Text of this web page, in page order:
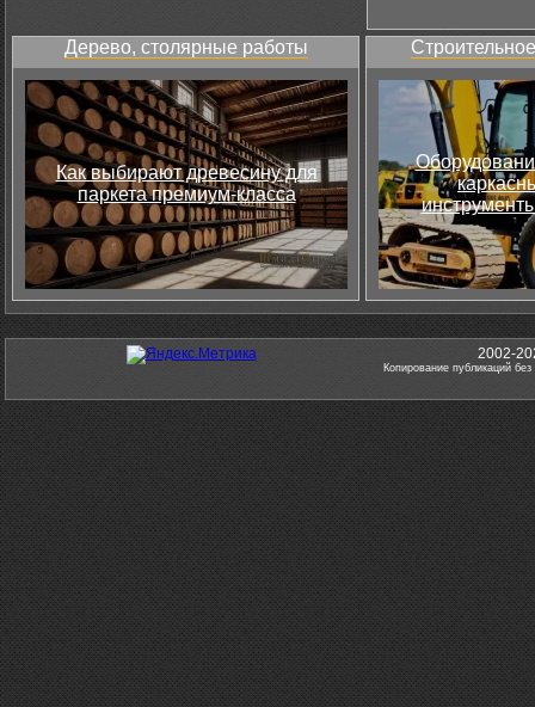
Дерево, столярные работы
Как выбирают древесину для
паркета премиум-класса
2002-
Копирование публикаций